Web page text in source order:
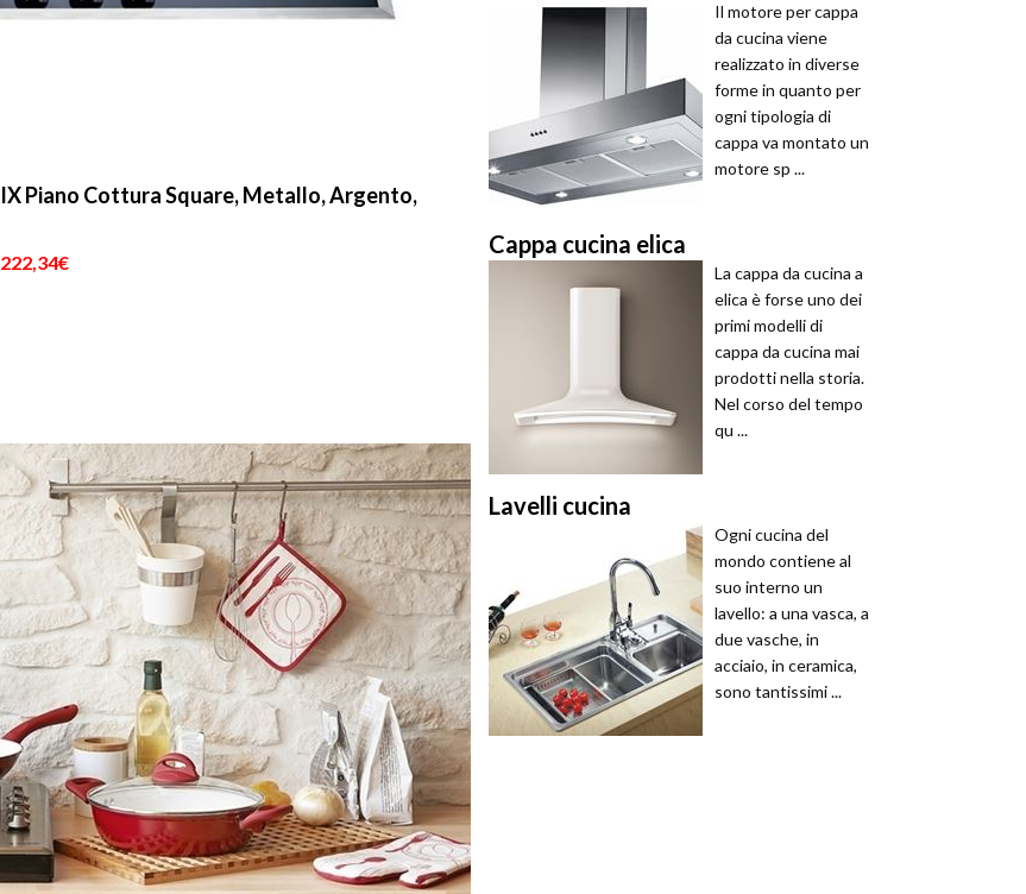
Piano Cottura Square, Metallo, Argento,
Il motore per cappa
da cucina viene
realizzato in diverse
forme in quanto per
ogni tipologia di
cappa va montato un
motore sp ...
Cappa cucina elica
La cappa da cucina a
elica è forse uno dei
primi modelli di
cappa da cucina mai
prodotti nella storia.
Nel corso del tempo
qu ...
Lavelli cucina
Ogni cucina del
mondo contiene al
suo interno un
lavello: a una vasca, a
due vasche, in
acciaio, in ceramica,
sono tantissimi ...